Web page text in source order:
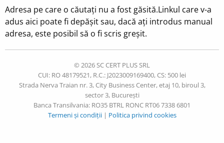
Adresa pe care o căutați nu a fost găsită.Linkul care v-a
adus aici poate fi depășit sau, dacă ați introdus manual
adresa, este posibil să o fi scris greșit.
© 2026 SC CERT PLUS SRL
CUI: RO 48179521, R.C.: J2023009169400, CS: 500 lei
Strada Nerva Traian nr. 3, City Business Center, etaj 10, biroul 3,
sector 3, București
Banca Transilvania: RO35 BTRL RONC RT06 7338 6801
Termeni și condiții| Politica privind cookies